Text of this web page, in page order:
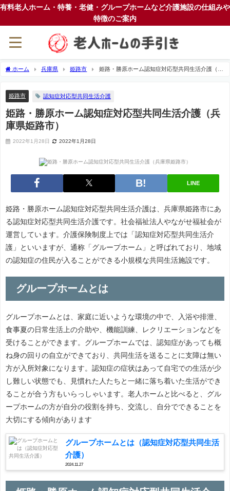
有料老人ホーム・特養・老健・グループホームなど介護施設の仕組みや
特徴のご案内
ホーム 兵庫県 姫路市
姫路・勝原ホーム認知症対応型共同生活介護（兵
姫路市 認知症対応型共同生活介護
姫路・勝原ホーム認知症対応型共同生活介護（兵
庫県姫路市）
2022年1月28日 2022年1月28日
LINE
姫路・勝原ホーム認知症対応型共同生活介護は、兵庫県姫路市にあ
る認知症対応型共同生活介護です。社会福祉法人やながせ福祉会が
運営しています。介護保険制度上では「認知症対応型共同生活介
護」といいますが、通称「グループホーム」と呼ばれており、地域
の認知症の住民が入ることができる小規模な共同生活施設です。
グループホームとは
グループホームとは、家庭に近いような環境の中で、入浴や排泄、
食事夏の日常生活上の介助や、機能訓練、レクリエーションなどを
受けることができます。グループホームでは、認知症があっても概
ね身の回りの自立ができており、共同生活を送ることに支障は無い
方が入所対象になります。認知症の症状はあって自宅での生活が少
し難しい状態でも、見慣れた人たちと一緒に落ち着いた生活ができ
ることが合う方もいらっしゃいます。老人ホームと比べると、グル
ープホームの方が自分の役割を持ち、交流し、自分でできることを
大切にする傾向があります
グループホームとは（認知症対応型共同生活
介護）
2024.11.27